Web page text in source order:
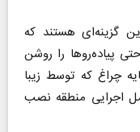
گزینه‌ای هستند که
پیاده‌روها را روشن
در همین راستا تعداد 20 پایه چراغ که توسط زیبا
اجرایی منطقه نصب